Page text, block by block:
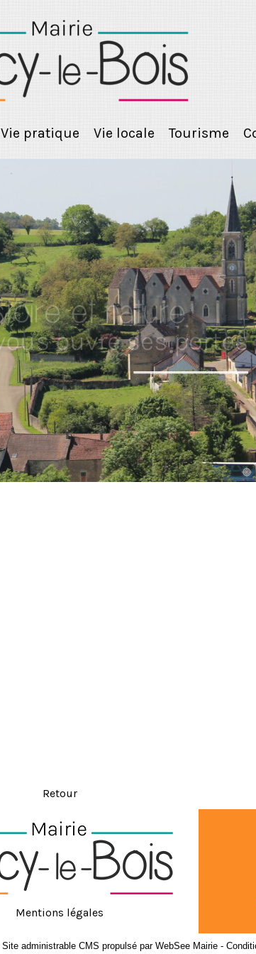
Vie pratique Vie locale Tourisme
Retour
Mentions légales
Site administrable CMS propulsé par WebSee Mairie-